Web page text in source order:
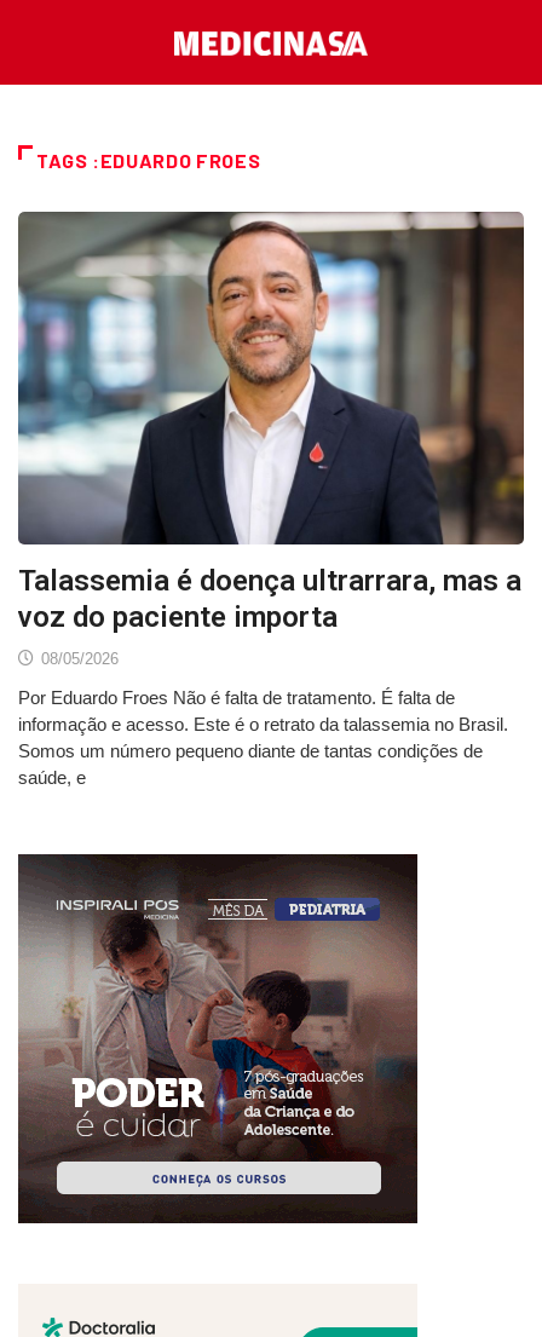
TAGS :EDUARDO FROES
Talassemia é doença ultrarrara, mas a
voz do paciente importa
08/05/2026
Por Eduardo Froes Não é falta de tratamento. É falta de
informação e acesso. Este é o retrato da talassemia no Brasil.
Somos um número pequeno diante de tantas condições de
saúde, e